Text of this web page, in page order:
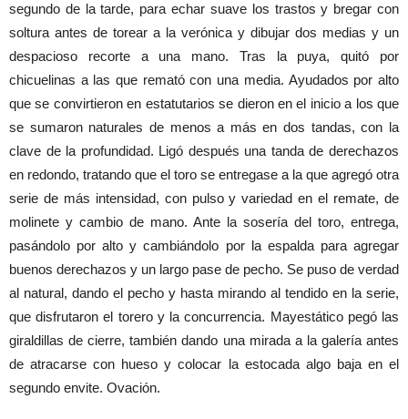
segundo de la tarde, para echar suave los trastos y bregar con
soltura antes de torear a la verónica y dibujar dos medias y un
despacioso recorte a una mano. Tras la puya, quitó por
chicuelinas a las que remató con una media. Ayudados por alto
que se convirtieron en estatutarios se dieron en el inicio a los que
se sumaron naturales de menos a más en dos tandas, con la
clave de la profundidad. Ligó después una tanda de derechazos
en redondo, tratando que el toro se entregase a la que agregó otra
serie de más intensidad, con pulso y variedad en el remate, de
molinete y cambio de mano. Ante la sosería del toro, entrega,
pasándolo por alto y cambiándolo por la espalda para agregar
buenos derechazos y un largo pase de pecho. Se puso de verdad
al natural, dando el pecho y hasta mirando al tendido en la serie,
que disfrutaron el torero y la concurrencia. Mayestático pegó las
giraldillas de cierre, también dando una mirada a la galería antes
de atracarse con hueso y colocar la estocada algo baja en el
segundo envite. Ovación.